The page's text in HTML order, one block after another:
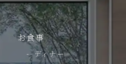
お食事
ディナー